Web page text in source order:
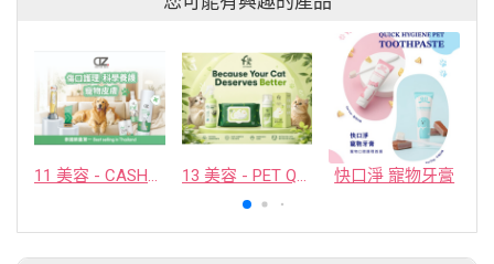
11 美容 - CASHCOWTECH CO., LTD. 13 美容 - PET QUARTER CO., LTD. 快口淨 寵物牙膏